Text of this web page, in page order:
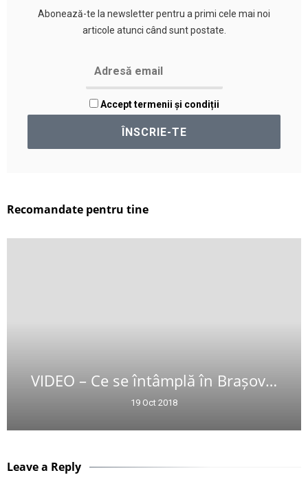
Abonează-te la newsletter pentru a primi cele mai noi
articole atunci când sunt postate.
Accept termenii și condiții
Recomandate pentru tine
VIDEO – Ce se întâmplă în Brașov…
19 Oct 2018
Leave a Reply